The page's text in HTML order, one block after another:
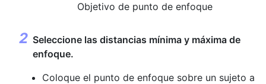
Objetivo de punto de enfoque
Seleccione las distancias mínima y máxima de
enfoque.
Coloque el punto de enfoque sobre un sujeto a